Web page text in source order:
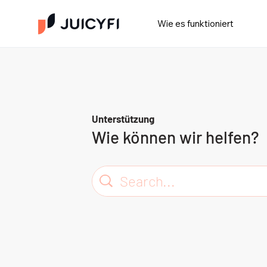
Wie es funktioniert
Unterstützung
Wie können wir helfen?